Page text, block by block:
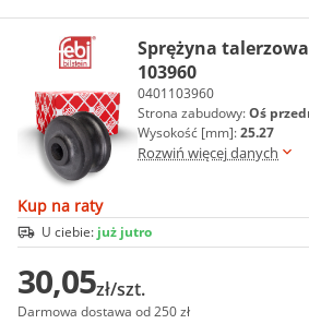
Sprężyna talerzowa
103960
0401103960
Strona zabudowy:Oś
Wysokość [mm]:25.27
Rozwiń więcej danych
Kup na raty
U ciebie: już jutro
30,05zł/szt.
Darmowa dostawa od 250 zł